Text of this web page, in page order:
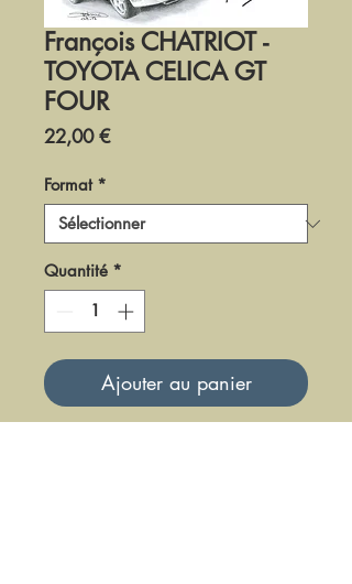
François CHATRIOT -
TOYOTA CELICA GT
FOUR
22,00 €Prix
Format *
Quantité *
Ajouter au panier